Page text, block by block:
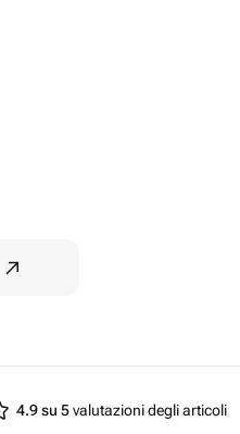
4.9 su 5valutazioni degli articoli